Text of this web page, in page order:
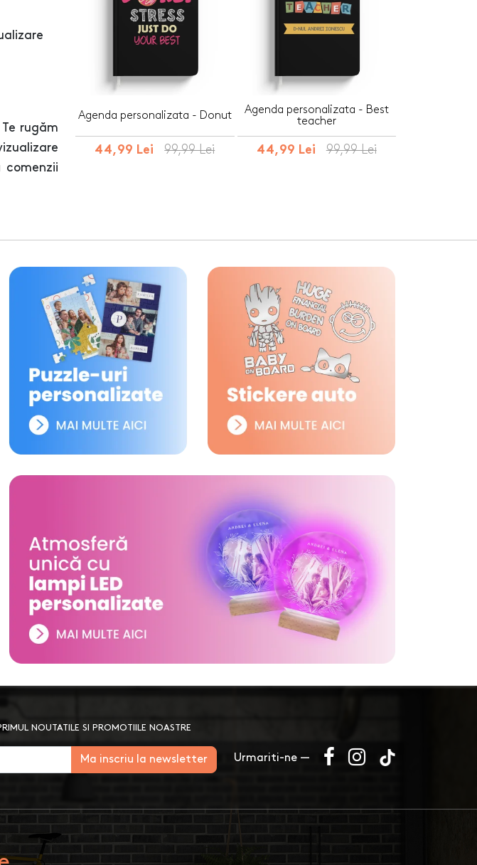
rugăm
Agenda personalizata - Donut
44,99 Lei 99,99 Lei
Agenda personalizata - Best
teacher
44,99 Lei 99,99 Lei
NOUTATILE SI PROMOTIILE NOASTRE
Ma inscriu la newsletter Urmariti-ne —